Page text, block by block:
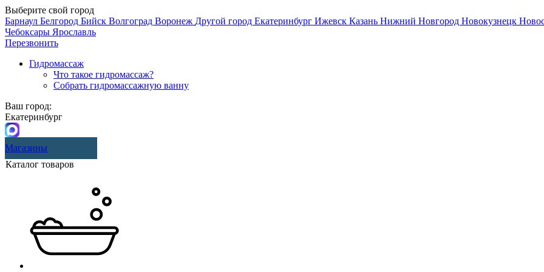
Выберите свой город
Барнаул Белгород Бийск Волгоград Воронеж Другой город Екатеринбург Ижевск Казань Нижний Новгород Новокузнецк
Чебоксары Ярославль
Перезвонить
Гидромассаж
Что такое гидромассаж?
Собрать гидромассажную ванну
Ваш город:
Екатеринбург
Магазины
Каталог товаров